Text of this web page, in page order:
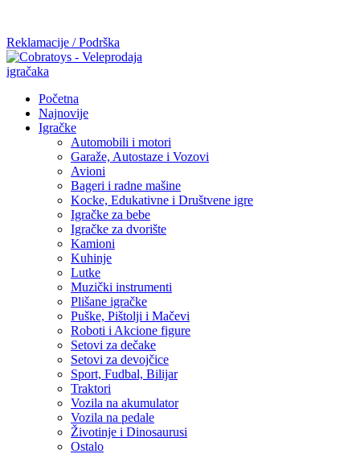
Reklamacije / Podrška
Početna
Najnovije
Igračke
Automobili i motori
Garaže, Autostaze i Vozovi
Avioni
Bageri i radne mašine
Kocke, Edukativne i Društvene igre
Igračke za bebe
Igračke za dvorište
Kamioni
Kuhinje
Lutke
Muzički instrumenti
Plišane igračke
Puške, Pištolji i Mačevi
Roboti i Akcione figure
Setovi za dečake
Setovi za devojčice
Sport, Fudbal, Bilijar
Traktori
Vozila na akumulator
Vozila na pedale
Životinje i Dinosaurusi
Ostalo